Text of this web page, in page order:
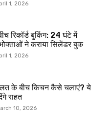
1, 2026
रिकॉर्ड बुकिंग: 24 घंटे में
ने कराया सिलेंडर बुक
1, 2026
के बीच किचन कैसे चलाएं? ये
राहत
10, 2026